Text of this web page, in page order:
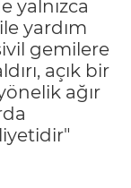
yalnızca
yardım
gemilere
açık bir
ağır